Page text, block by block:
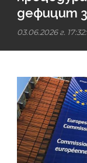
дефицит
03.06.2026 г.